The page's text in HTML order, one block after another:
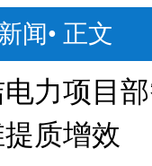
闻• 正文
力项目
质增效